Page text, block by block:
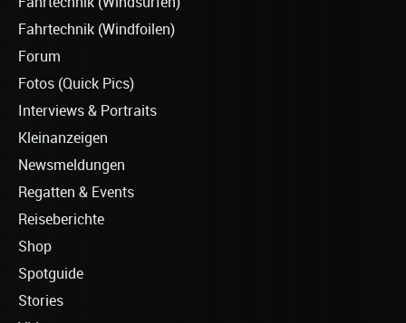
Fahrtechnik (Windfoilen)
Forum
Fotos (Quick Pics)
Interviews & Portraits
Kleinanzeigen
Newsmeldungen
Regatten & Events
Reiseberichte
Shop
Spotguide
Stories